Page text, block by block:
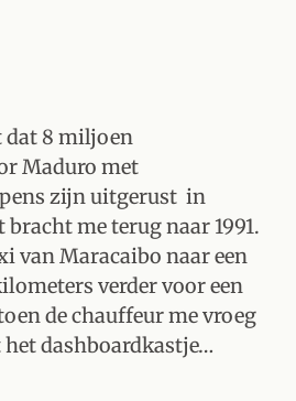
dat 8 miljoen
Maduro met
zijn uitgerust in
me terug naar 1991.
van Maracaibo naar een
verder voor een
de chauffeur me vroeg
dashboardkastje…